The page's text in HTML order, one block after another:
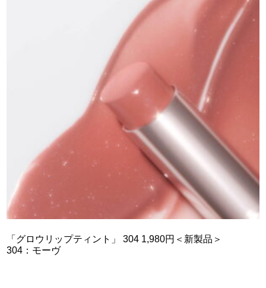
「グロウリップティント」 304 1,980円＜新製品＞
304：モーヴ